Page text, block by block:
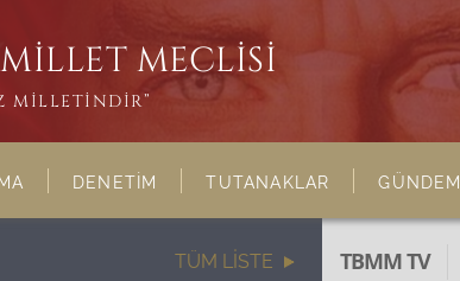
MECLİSİ
MİLLETİNDİR”
DENETİM TUTANAKLAR GÜNDEM
TÜM LİSTE TBMM TV